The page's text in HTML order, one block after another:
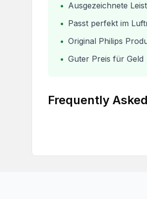
• Ausgezeichnete
• Passt perfekt im
• Original Philips
• Guter Preis für Geld
Frequently